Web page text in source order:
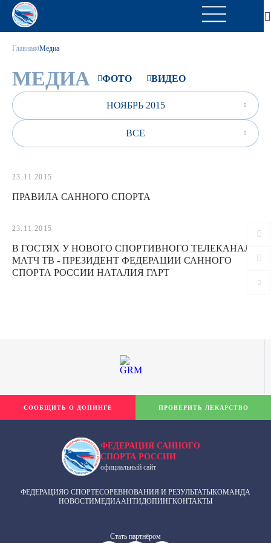
Главная Медиа
МЕДИА ФОТО ВИДЕО
НОЯБРЬ 2015
ВСЕ
23.11.2015
ПРАВИЛА САННОГО СПОРТА
23.11.2015
В ГОСТЯХ У НОВОГО СПОРТИВНОГО ТЕЛЕКАНАЛА
МАТЧ ТВ - ПРЕЗИДЕНТ ФЕДЕРАЦИИ САННОГО
СПОРТА РОССИИ НАТАЛИЯ ГАРТ
ФЕДЕРАЦИЯ САННОГО
СПОРТА РОССИИ
официальный сайт
ФЕДЕРАЦИЯО СПОРТЕСОРЕВНОВАНИЯ И РЕЗУЛЬТАТЫКОМАНДА
НОВОСТИМЕДИААНТИДОПИНГКОНТАКТЫ
Cтать партнёром
СООБЩИТЬ О ДОПИНГЕ ПРОВЕРИТЬ ЛЕКАРСТВО